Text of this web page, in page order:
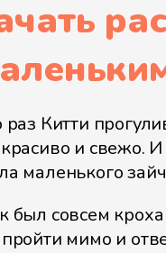
раз Китти
и свежо.
маленького
был совсем
мимо и